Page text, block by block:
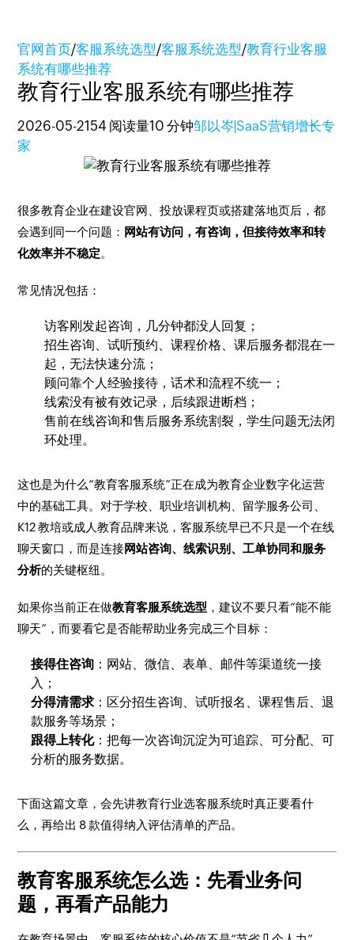
官网首页/客服系统选型/客服系统选型/教育行业客服
系统有哪些推荐
教育行业客服系统有哪些推荐
2026-05-21 54 阅读量10 分钟邹以岑|SaaS营销增长专
家
很多教育企业在建设官网、投放课程页或搭建落地页后，都
会遇到同一个问题： 网站有访问，有咨询，但接待效率和转
化效率并不稳定。
常见情况包括：
访客刚发起咨询，几分钟都没人回复；
招生咨询、试听预约、课程价格、课后服务都混在一
起，无法快速分流；
顾问靠个人经验接待，话术和流程不统一；
线索没有被有效记录，后续跟进断档；
售前在线咨询和售后服务系统割裂，学生问题无法闭
环处理。
这也是为什么“教育客服系统”正在成为教育企业数字化运营
中的基础工具。对于学校、职业培训机构、留学服务公司、
K12 教培或成人教育品牌来说，客服系统早已不只是一个在线
聊天窗口，而是连接网站咨询、线索识别、工单协同和服务
分析的关键枢纽。
如果你当前正在做教育客服系统选型 ，建议不要只看“能不能
聊天”，而要看它是否能帮助业务完成三个目标：
接得住咨询 ：网站、微信、表单、邮件等渠道统一接
入；
分得清需求：区分招生咨询、试听报名、课程售后、退
款服务等场景；
跟得上转化：把每一次咨询沉淀为可追踪、可分配、可
分析的服务数据。
下面这篇文章，会先讲教育行业选客服系统时真正要看什
么，再给出 8 款值得纳入评估清单的产品。
教育客服系统怎么选：先看业务问
题，再看产品能力